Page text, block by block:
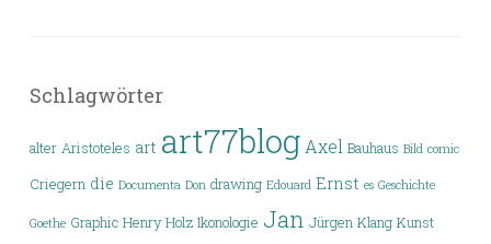
Schlagwörter
alter Aristoteles art art77blog Axel Bauhaus Bild comic
Criegern die Documenta Don drawing Edouard Ernst es Geschichte
Goethe Graphic Henry Holz Ikonologie Jan Jürgen Klang Kunst